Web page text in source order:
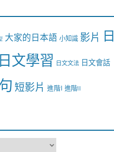
大家的日本語 小知識 影片 日
日文學習 日文文法 日文會話
短影片 進階I 進階II